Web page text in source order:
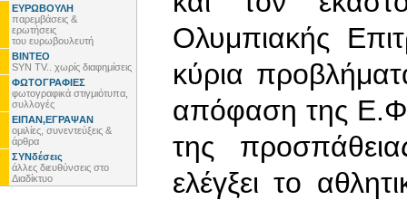
ΕΥΡΩΒΟΥΛΗ
παρεμβάσεις &
ερωτήσεις
του ευρωβουλευτή
ΒΙΝΤΕΟ
SYN TV.. χωρίς διαφημίσεις
ΦΩΤΟΓΡΑΦΙΕΣ
φωτογραφικά στιγμιότυπα,
συλλογές
ΕΙΠΑΝ,ΕΓΡΑΨΑΝ
ομιλίες, συνεντεύξεις &
άρθρα
ΣΥΝδέσεις
άλλες διευθύνσεις στο
Διαδίκτυο
Ολυμπιακής
κύρια
απόφαση της
της
ελέγξει το